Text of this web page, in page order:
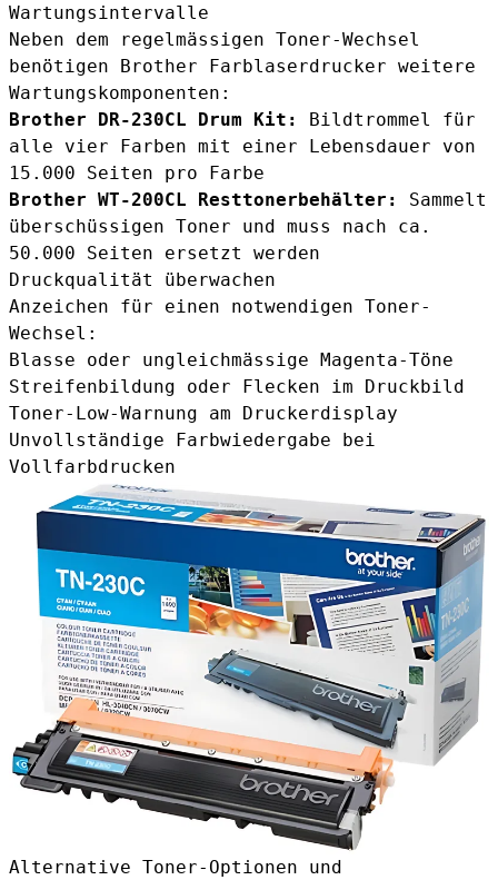
Wartungsintervalle
Neben dem regelmässigen Toner-Wechsel
benötigen Brother Farblaserdrucker weitere
Wartungskomponenten:
Brother DR-230CL Drum Kit :
Bildtrommel für
alle vier Farben mit einer Lebensdauer von
15.000 Seiten pro Farbe
Brother WT-200CL Resttonerbehälter :
Sammelt
überschüssigen Toner und muss nach ca.
50.000 Seiten ersetzt werden
Druckqualität überwachen
Anzeichen für einen notwendigen Toner-
Wechsel:
Blasse oder ungleichmässige Magenta-Töne
Streifenbildung oder Flecken im Druckbild
Toner-Low-Warnung am Druckerdisplay
Unvollständige Farbwiedergabe bei
Vollfarbdrucken
Alternative Toner-Optionen und